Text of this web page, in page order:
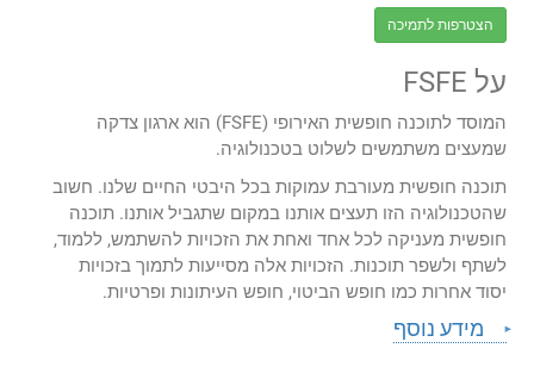
הצטרפות לתמיכה
על FSFE
המוסד לתוכנה חופשית האירופי (FSFE) הוא ארגון צדקה
שמעצים משתמשים לשלוט בטכנולוגיה.
תוכנה חופשית מעורבת עמוקות בכל היבטי החיים שלנו. חשוב
שהטכנולוגיה הזו תעצים אותנו במקום שתגביל אותנו. תוכנה
חופשית מעניקה לכל אחד ואחת את הזכויות להשתמש, ללמוד,
לשתף ולשפר תוכנות. הזכויות אלה מסייעות לתמוך בזכויות
יסוד אחרות כמו חופש הביטוי, חופש העיתונות ופרטיות.
מידע נוסף